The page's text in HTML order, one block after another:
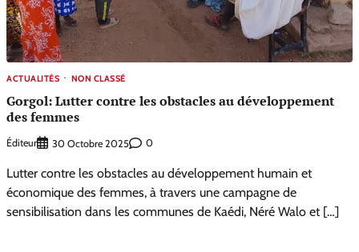
ACTUALITÉS NON CLASSÉ
Gorgol: Lutter contre les obstacles au développement
des femmes
Éditeur 30 Octobre 2025 0
Lutter contre les obstacles au développement humain et
économique des femmes, à travers une campagne de
sensibilisation dans les communes de Kaédi, Néré Walo et […]